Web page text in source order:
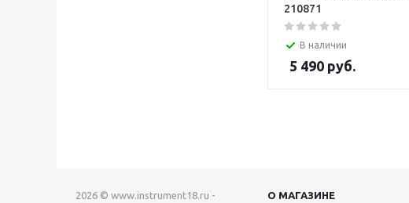
210871
В наличии
5 490 руб.
2026 © www.instrument18.ru -
О МАГАЗИНЕ